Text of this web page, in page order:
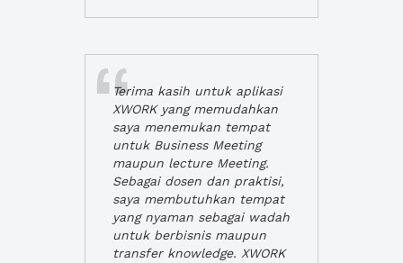
Terima kasih untuk aplikasi
XWORK yang memudahkan
saya menemukan tempat
untuk Business Meeting
maupun lecture Meeting.
Sebagai dosen dan praktisi,
saya membutuhkan tempat
yang nyaman sebagai wadah
untuk berbisnis maupun
transfer knowledge. XWORK